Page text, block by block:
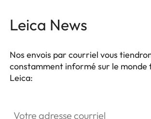
Leica News
Nos envois par courriel vous
constamment informé sur le monde
Leica: